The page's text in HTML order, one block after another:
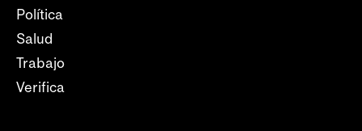
Política
Salud
Trabajo
Verifica